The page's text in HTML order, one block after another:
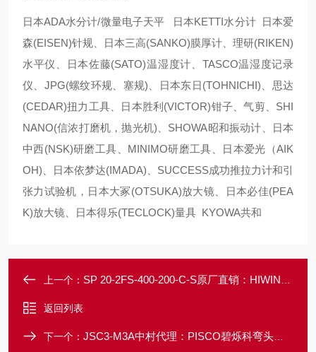
日本ADA水分计/微量电子天平 日本KETTI水分计 日本爱
森(EISEN)针规、日本三高(SANKO)膜厚计、理研(RIKEN)
水平仪、日本佐藤(SATO)温湿度计、TASCO温湿度记录
仪、JPG(螺纹环规、塞规)、日本东日(TOHNICHI)、思达
(CEDAR)扭力工具、日本胜利(VICTOR)钳子、气剪、SHI
NANO(信浓打磨机，抛光机)、SHOWA昭和振动计、日本
中西(NSK)研磨工具、MINIMO研磨工具、日本爱光（AIK
OH)、日本依梦达(IMADA)、SUCCESS成功推拉力计和引
张力试验机，日本大冢(OTSUKA)放大镜、日本必佳(PEA
K)放大镜、日本得乐(TECLOCK)量具 KYOWA共和
上一个： SP 20-2FS-400-200-C-S原厂直销：HIWIN上银直线系滚珠花键法兰型
返回列表
下一个： JSC3-M3A中村代理：PISCO碧烁科弯头调速阀